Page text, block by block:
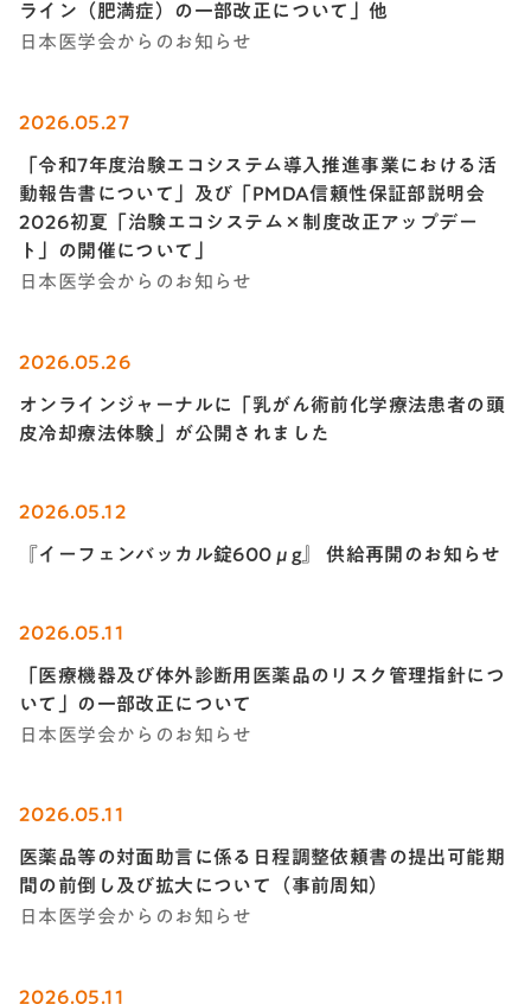
ライン（肥満症）の一部改正について」他
日本医学会からのお知らせ
2026.05.27
「令和7年度治験エコシステム導入推進事業における活
動報告書について」及び「PMDA信頼性保証部説明会
2026初夏「治験エコシステム×制度改正アップデー
ト」の開催について」
日本医学会からのお知らせ
2026.05.26
オンラインジャーナルに「乳がん術前化学療法患者の頭
皮冷却療法体験」が公開されました
2026.05.12
『イーフェンバッカル錠600μg』 供給再開のお知らせ
2026.05.11
「医療機器及び体外診断用医薬品のリスク管理指針につ
いて」の一部改正について
日本医学会からのお知らせ
2026.05.11
医薬品等の対面助言に係る日程調整依頼書の提出可能期
間の前倒し及び拡大について（事前周知）
日本医学会からのお知らせ
2026.05.11